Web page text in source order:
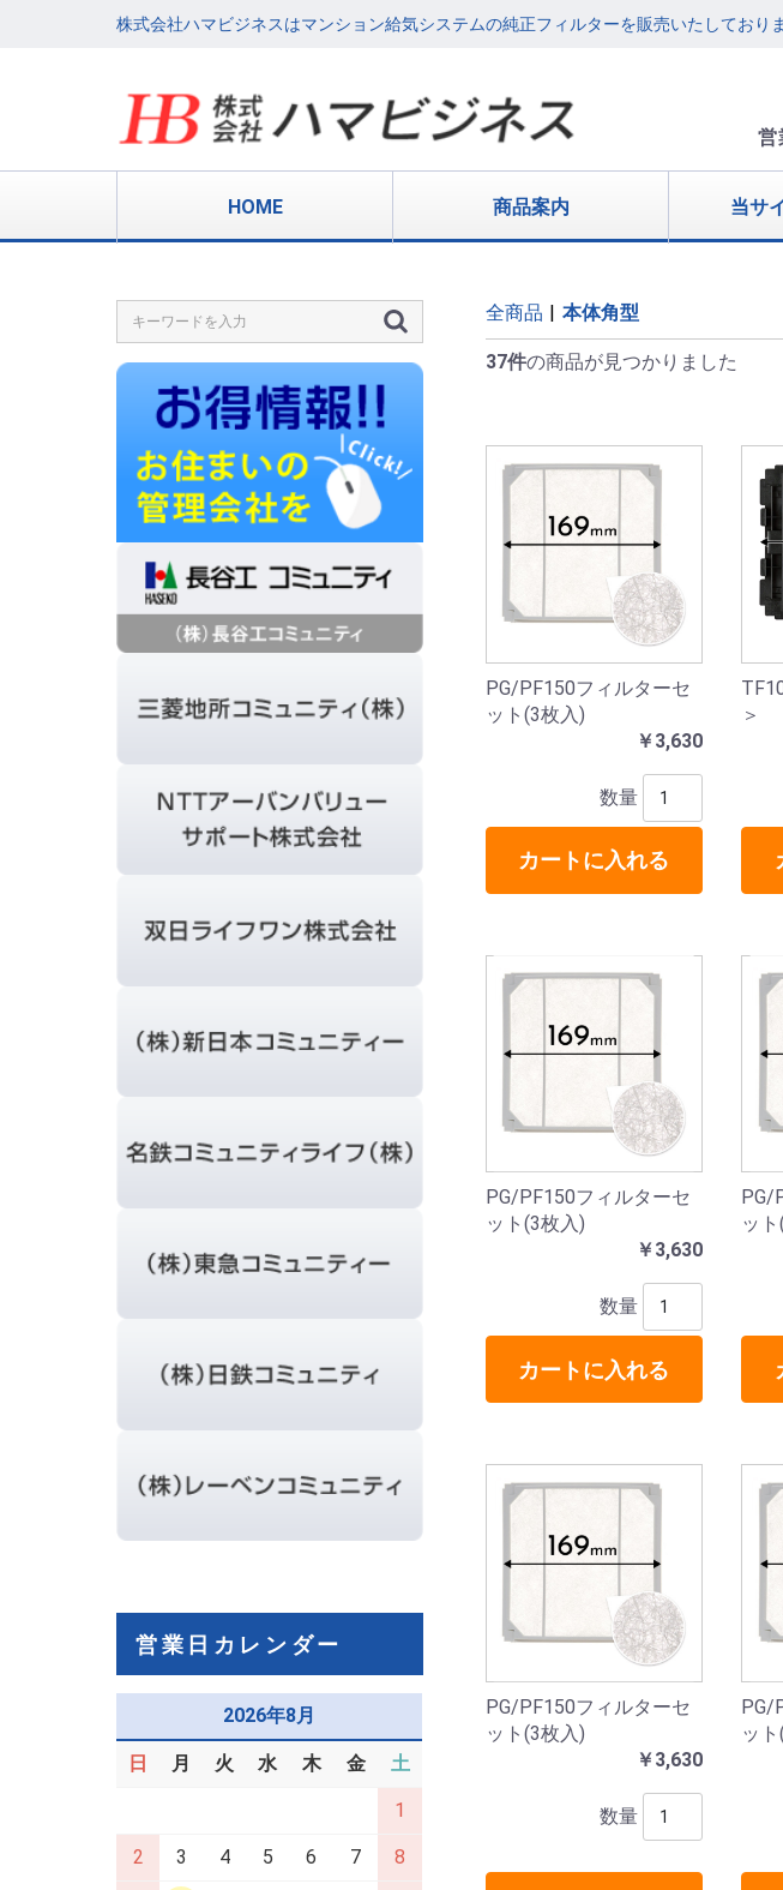
株式会社ハマビジネスはマンション給気システムの純正フィルターを販売いたしておりま
営
HOME 商品案内 当サ
営業日カレンダー
2026年8月
日 月 火 水 木 金 土
1
2 3 4 5 6 7 8
全商品 | 本体角型
37件の商品が見つかりました
PG/PF150フィルターセ
ット(3枚入)
￥3,630
数量
カートに入れる
＞
PG/PF150フィルターセ
ット(3枚入)
￥3,630
数量
カートに入れる
PG/
ッ
PG/PF150フィルターセ
ット(3枚入)
￥3,630
数量
PG/
ッ